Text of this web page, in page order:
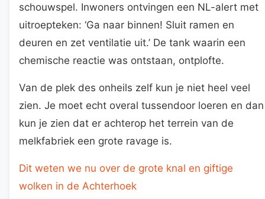
schouwspel. Inwoners ontvingen een NL-alert met
uitroepteken: ‘Ga naar binnen! Sluit ramen en
deuren en zet ventilatie uit.’ De tank waarin een
chemische reactie was ontstaan, ontplofte.
Van de plek des onheils zelf kun je niet heel veel
zien. Je moet echt overal tussendoor loeren en dan
kun je zien dat er achterop het terrein van de
melkfabriek een grote ravage is.
Dit weten we nu over de grote knal en giftige
wolken in de Achterhoek